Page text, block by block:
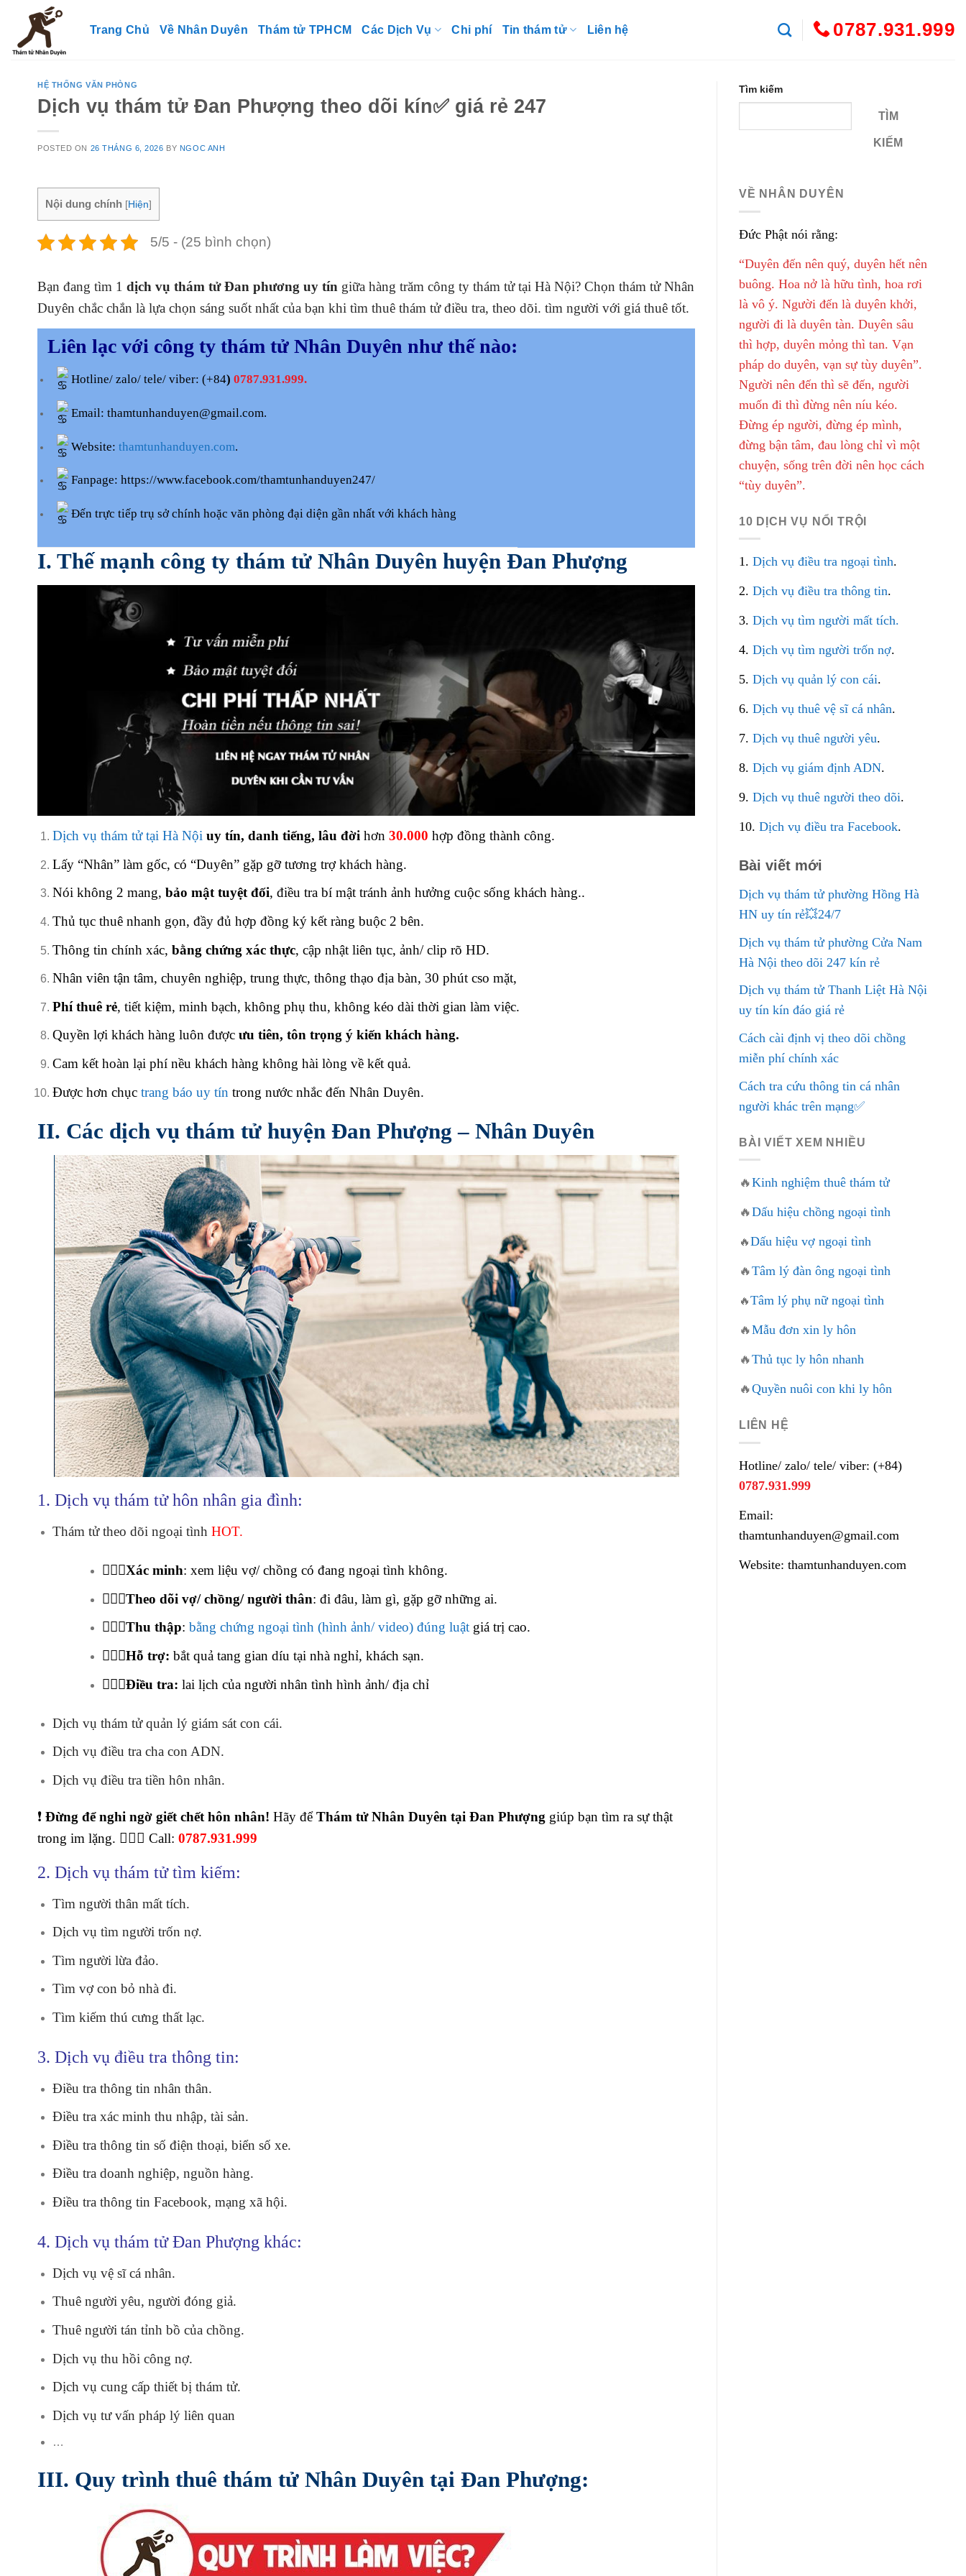
content
Trang Chủ Về Nhân Duyên Thám tử TPHCM Các Dịch Vụ Chi phí Tin thám tử Liên hệ 0787.931.999
HỆ THỐNG VĂN PHÒNG
Dịch vụ thám tử Đan Phượng theo dõi kín✅ giá rẻ 247
POSTED ON 26 THÁNG 6, 2026 BY NGOC ANH
Nội dung chính [Hiện]
5/5 - (25 bình chọn)
Bạn đang tìm 1 dịch vụ thám tử Đan phương uy tín giữa hàng trăm công ty thám tử tại Hà Nội? Chọn thám tử Nhân
Duyên chắc chắn là lựa chọn sáng suốt nhất của bạn khi tìm thuê thám tử điều tra, theo dõi. tìm người với giá thuê tốt.
Liên lạc với công ty thám tử Nhân Duyên như thế nào:
Hotline/ zalo/ tele/ viber: (+84) 0787.931.999.
Email: thamtunhanduyen@gmail.com.
Website: thamtunhanduyen.com.
Fanpage: https://www.facebook.com/thamtunhanduyen247/
Đến trực tiếp trụ sở chính hoặc văn phòng đại diện gần nhất với khách hàng
I. Thế mạnh công ty thám tử Nhân Duyên huyện Đan Phượng
Dịch vụ thám tử tại Hà Nội uy tín, danh tiếng, lâu đờihơn 30.000 hợp đồng thành công.
Lấy “Nhân” làm gốc, có “Duyên” gặp gỡ tương trợ khách hàng.
Nói không 2 mang, bảo mật tuyệt đối, điều tra bí mật tránh ảnh hưởng cuộc sống khách hàng..
Thủ tục thuê nhanh gọn, đầy đủ hợp đồng ký kết ràng buộc 2 bên.
Thông tin chính xác, bằng chứng xác thực, cập nhật liên tục, ảnh/ clip rõ HD.
Nhân viên tận tâm, chuyên nghiệp, trung thực, thông thạo địa bàn, 30 phút cso mặt,
Phí thuê rẻ, tiết kiệm, minh bạch, không phụ thu, không kéo dài thời gian làm việc.
Quyền lợi khách hàng luôn được ưu tiên, tôn trọng ý kiến khách hàng.
Cam kết hoàn lại phí nều khách hàng không hài lòng về kết quả.
Được hơn chục trang báo uy tín trong nước nhắc đến Nhân Duyên.
II. Các dịch vụ thám tử huyện Đan Phượng – Nhân Duyên
1. Dịch vụ thám tử hôn nhân gia đình:
Thám tử theo dõi ngoại tình HOT.
🕵🏻‍♂️Xác minh: xem liệu vợ/ chồng có đang ngoại tình không.
🕵🏻‍♂️Theo dõi vợ/ chồng/ người thân: đi đâu, làm gì, gặp gỡ những ai.
🕵🏻‍♂️Thu thập: bằng chứng ngoại tình (hình ảnh/ video) đúng luậtgiá trị cao.
🕵🏻‍♂️Hỗ trợ: bắt quả tang gian díu tại nhà nghỉ, khách sạn.
🕵🏻‍♂️Điều tra: lai lịch của người nhân tình hình ảnh/ địa chỉ
Dịch vụ thám tử quản lý giám sát con cái.
Dịch vụ điều tra cha con ADN.
Dịch vụ điều tra tiền hôn nhân.
❗ Đừng để nghi ngờ giết chết hôn nhân! Hãy đểThám tử Nhân Duyên tại Đan Phượng giúp bạn tìm ra sự thật
trong im lặng. 🕵️‍♂️💬 Call: 0787.931.999
2. Dịch vụ thám tử tìm kiếm:
Tìm người thân mất tích.
Dịch vụ tìm người trốn nợ.
Tìm người lừa đảo.
Tìm vợ con bỏ nhà đi.
Tìm kiếm thú cưng thất lạc.
3. Dịch vụ điều tra thông tin:
Điều tra thông tin nhân thân.
Điều tra xác minh thu nhập, tài sản.
Điều tra thông tin số điện thoại, biển số xe.
Điều tra doanh nghiệp, nguồn hàng.
Điều tra thông tin Facebook, mạng xã hội.
4. Dịch vụ thám tử Đan Phượng khác:
Dịch vụ vệ sĩ cá nhân.
Thuê người yêu, người đóng giả.
Thuê người tán tỉnh bồ của chồng.
Dịch vụ thu hồi công nợ.
Dịch vụ cung cấp thiết bị thám tử.
Dịch vụ tư vấn pháp lý liên quan
…
III. Quy trình thuê thám tử Nhân Duyên tại Đan Phượng:
Tìm kiếm
TÌM
KIẾM
VỀ NHÂN DUYÊN
Đức Phật nói rằng:
“Duyên đến nên quý, duyên hết nên
buông. Hoa nở là hữu tình, hoa rơi
là vô ý. Người đến là duyên khởi,
người đi là duyên tàn. Duyên sâu
thì hợp, duyên mỏng thì tan. Vạn
pháp do duyên, vạn sự tùy duyên”.
Người nên đến thì sẽ đến, người
muốn đi thì đừng nên níu kéo.
Đừng ép người, đừng ép mình,
đừng bận tâm, đau lòng chỉ vì một
chuyện, sống trên đời nên học cách
“tùy duyên”.
10 DỊCH VỤ NỔI TRỘI
1. Dịch vụ điều tra ngoại tình.
2. Dịch vụ điều tra thông tin.
3. Dịch vụ tìm người mất tích.
4. Dịch vụ tìm người trốn nợ.
5. Dịch vụ quản lý con cái.
6. Dịch vụ thuê vệ sĩ cá nhân.
7. Dịch vụ thuê người yêu.
8. Dịch vụ giám định ADN.
9. Dịch vụ thuê người theo dõi.
10. Dịch vụ điều tra Facebook.
Bài viết mới
Dịch vụ thám tử phường Hồng Hà
HN uy tín rẻ💥24/7
Dịch vụ thám tử phường Cửa Nam
Hà Nội theo dõi 247 kín rẻ
Dịch vụ thám tử Thanh Liệt Hà Nội
uy tín kín đáo giá rẻ
Cách cài định vị theo dõi chồng
miễn phí chính xác
Cách tra cứu thông tin cá nhân
người khác trên mạng✅
BÀI VIẾT XEM NHIỀU
🔥Kinh nghiệm thuê thám tử
🔥Dấu hiệu chồng ngoại tình
🔥Dấu hiệu vợ ngoại tình
🔥Tâm lý đàn ông ngoại tình
🔥Tâm lý phụ nữ ngoại tình
🔥Mẫu đơn xin ly hôn
🔥Thủ tục ly hôn nhanh
🔥Quyền nuôi con khi ly hôn
LIÊN HỆ
Hotline/ zalo/ tele/ viber: (+84)
0787.931.999
Email:
thamtunhanduyen@gmail.com
Website: thamtunhanduyen.com